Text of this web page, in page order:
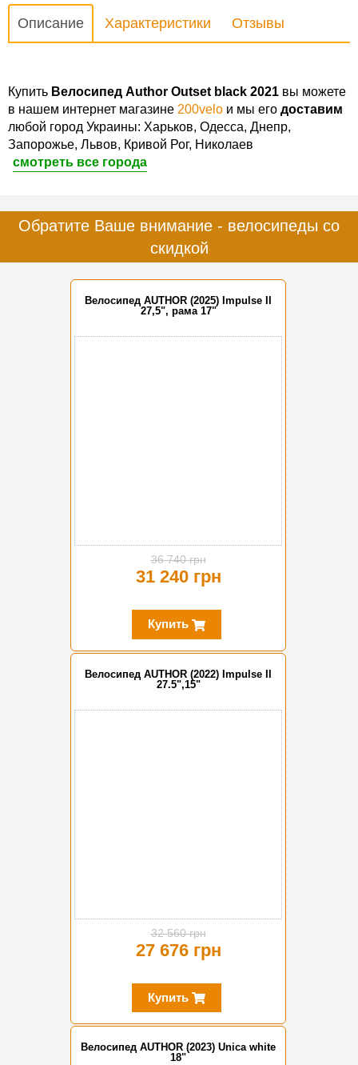
Описание Характеристики Отзывы
Купить Велосипед Author Outset black 2021 вы можете
в нашем интернет магазине 200velo и мы его доставим
любой город Украины: Харьков, Одесса, Днепр,
Запорожье, Львов, Кривой Рог, Николаев
смотреть все города
Обратите Ваше внимание - велосипеды со
скидкой
Велосипед AUTHOR (2025) Impulse II
27,5", рама 17"
36 740 грн
31 240 грн
Купить
Велосипед AUTHOR (2022) Impulse II
27.5",15"
32 560 грн
27 676 грн
Купить
Велосипед AUTHOR (2023) Unica white
18"